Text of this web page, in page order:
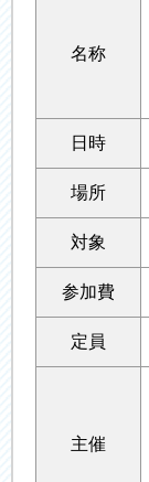
名称
日時
場所
対象
参加費
定員
主催